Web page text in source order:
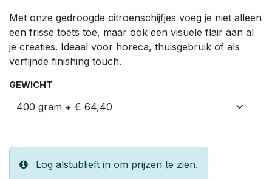
Met onze gedroogde citroenschijfjes voeg je niet alleen
een frisse toets toe, maar ook een visuele flair aan al
je creaties. Ideaal voor horeca, thuisgebruik of als
verfijnde finishing touch.
GEWICHT
Log alstublieft in om prijzen te zien.